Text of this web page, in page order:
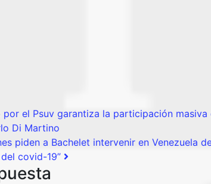
el Psuv garantiza la participación masiva
Di Martino
piden a Bachelet intervenir en Venezuela
covid-19”